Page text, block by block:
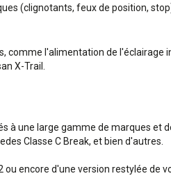
(clignotants, feux de position,
comme l'alimentation de l'éclairage
X-Trail.
à une large gamme de marques et
Classe C Break, et bien d'autres.
encore d'une version restylée de